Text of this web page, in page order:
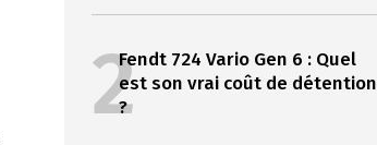
2Fendt 724 Vario Gen 6 : Quel
est son vrai coût de détention
?